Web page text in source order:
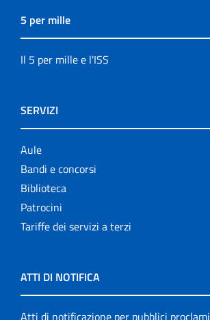
5 per mille
Il 5 per mille e l'ISS
SERVIZI
Aule
Bandi e concorsi
Biblioteca
Patrocini
Tariffe dei servizi a terzi
ATTI DI NOTIFICA
Atti di notificazione per pubblici proclami